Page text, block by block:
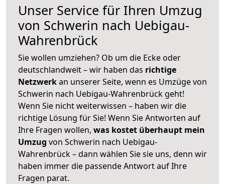
Unser Service für Ihren Umzug
von Schwerin nach Uebigau-
Wahrenbrück
Sie wollen umziehen? Ob um die Ecke oder
deutschlandweit – wir haben das richtige
Netzwerkan unserer Seite, wenn es Umzüge von
Schwerin nach Uebigau-Wahrenbrück geht!
Wenn Sie nicht weiterwissen – haben wir die
richtige Lösung für Sie! Wenn Sie Antworten auf
Ihre Fragen wollen, was kostet überhaupt mein
Umzug von Schwerin nach Uebigau-
Wahrenbrück – dann wählen Sie sie uns, denn wir
haben immer die passende Antwort auf Ihre
Fragen parat.